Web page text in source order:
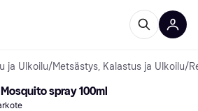
ja Ulkoilu/Metsästys, Kalastus ja Ulkoilu/
spray 100ml